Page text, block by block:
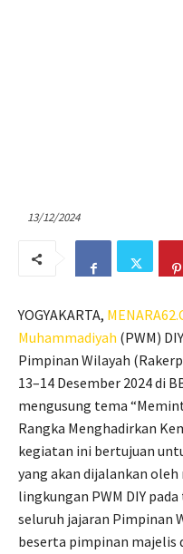
13/12/2024
YOGYAKARTA,
Muhammadiyah (PWM)
Pimpinan Wilayah
13–14 Desember 2024 di
mengusung tema
Rangka Menghadirkan
kegiatan ini bertujuan
yang akan dijalankan
lingkungan PWM DIY
seluruh jajaran Pimpinan
beserta pimpinan majelis